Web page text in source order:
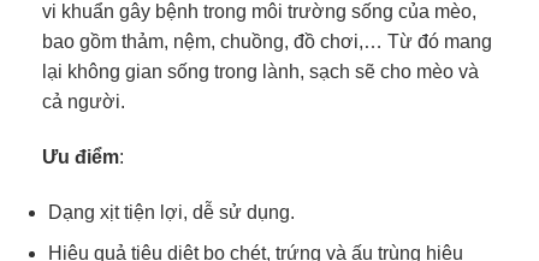
vi khuẩn gây bệnh trong môi trường sống của mèo,
bao gồm thảm, nệm, chuồng, đồ chơi,… Từ đó mang
lại không gian sống trong lành, sạch sẽ cho mèo và
cả người.
Ưu điểm:
Dạng xịt tiện lợi, dễ sử dụng.
Hiệu quả tiêu diệt bọ chét, trứng và ấu trùng hiệu